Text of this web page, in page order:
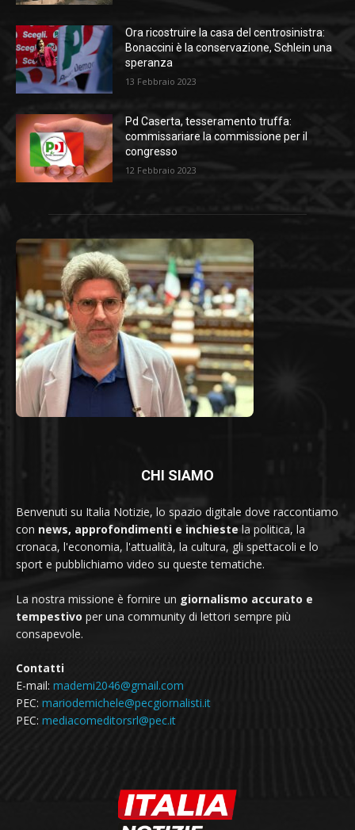
Ora ricostruire la casa del centrosinistra:
Bonaccini è la conservazione, Schlein una
speranza
13 Febbraio 2023
Pd Caserta, tesseramento truffa:
commissariare la commissione per il
congresso
12 Febbraio 2023
CHI SIAMO
Benvenuti su Italia Notizie, lo spazio digitale dove raccontiamo
con news, approfondimenti e inchieste la politica, la
cronaca, l'economia, l'attualità, la cultura, gli spettacoli e lo
sport e pubblichiamo video su queste tematiche.
La nostra missione è fornire un giornalismo accurato e
tempestivo per una community di lettori sempre più
consapevole.
Contatti
E-mail: mademi2046@gmail.com
PEC: mariodemichele@pecgiornalisti.it
PEC: mediacomeditorsrl@pec.it